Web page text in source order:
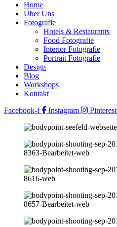
Home
Über Uns
Fotografie
Hotels & Restaurants
Food Fotografie
Interior Fotografie
Portrait Fotografie
Design
Blog
Workshops
Kontakt
Facebook-f
Instagram Pinterest